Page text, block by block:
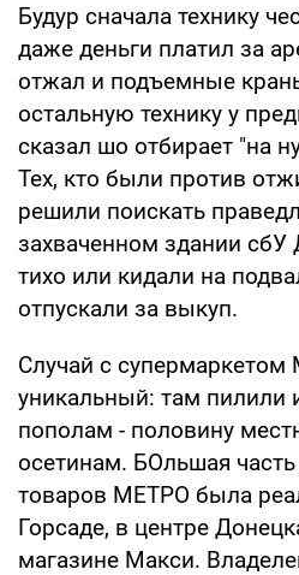
Будур сначала технику
даже деньги платил за
отжал и подъемные
остальную технику у
сказал шо отбирает "на
Тех, кто были против
решили поискать
захваченном здании сбУ
тихо или кидали на
отпускали за выкуп.
Случай с
уникальный: там пилили
пополам - половину
осетинам. БОльшая
товаров МЕТРО была
Горсаде, в центре
магазине Макси.